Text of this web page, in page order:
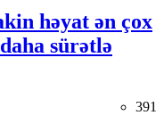
həyat ən çox
sürətlə
391